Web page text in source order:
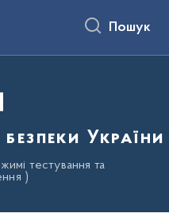
Пошук
України
тестування та
)